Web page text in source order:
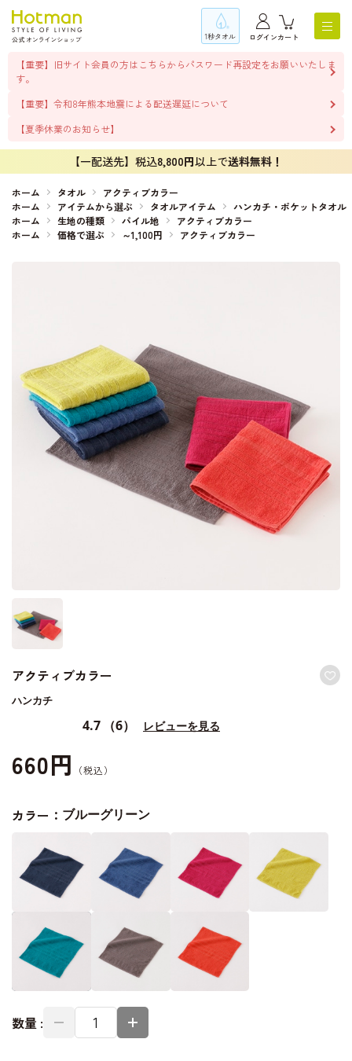
1秒タオル ログインカート
【重要】旧サイト会員の方はこちらからパスワード再設定をお願いいたしま
す。
【重要】令和8年熊本地震による配送遅延について
【夏季休業のお知らせ】
【一配送先】税込8,800円以上で送料無料！
ホーム タオル
アクティブカラー
ホーム
アイテムから選ぶ タオルアイテム
ハンカチ・ポケットタオル
ホーム
生地の種類 パイル地
アクティブカラー
ホーム
価格で選ぶ ～1,100円 アクティブカラー
アクティブカラー
ハンカチ
4.7 （6） レビューを見る
660円
カラー： ブルーグリーン
数量 :